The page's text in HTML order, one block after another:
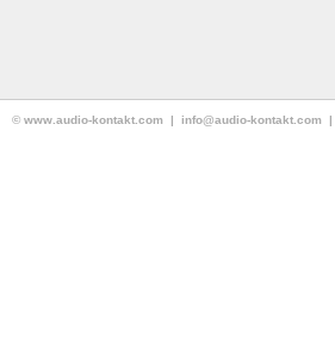
© www.audio-kontakt.com | info@audio-kontakt.com |